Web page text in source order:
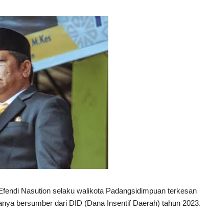
Nasution selaku walikota Padangsidimpuan terkesan
bersumber dari DID (Dana Insentif Daerah) tahun 2023.